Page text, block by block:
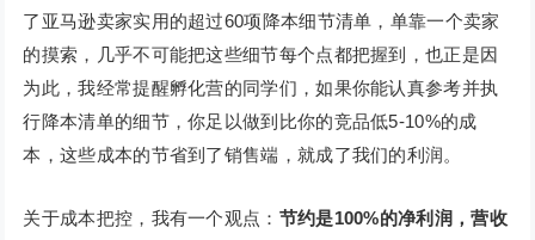
了亚马逊卖家实用的超过60项降本细节清单，单靠一个卖家
的摸索，几乎不可能把这些细节每个点都把握到，也正是因
为此，我经常提醒孵化营的同学们，如果你能认真参考并执
行降本清单的细节，你足以做到比你的竞品低5-10%的成
本，这些成本的节省到了销售端，就成了我们的利润。
关于成本把控，我有一个观点： 节约是100%的净利润，营收